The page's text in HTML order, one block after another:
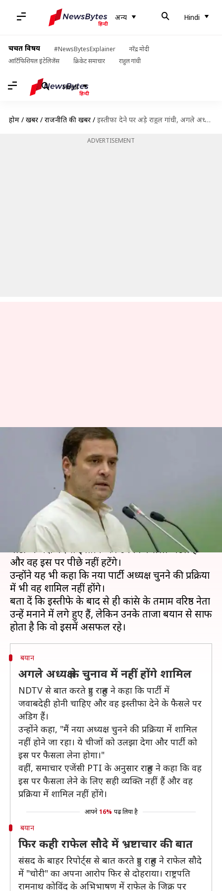
अन्य Hindi
चर्चित विषय #NewsBytesExplainer
नरेंद्र मोदी
आर्टिफिशियल इंटेलिजेंस
क्रिकेट समाचार राहुल गांधी
Hindi
होम / खबरें / राजनीति की खबरें / इस्तीफा देने पर अड़े राहुल गांधी, अगले अध्यक्ष की चुनाव प्रक्रिया में भी नहीं होंगे शामिल
ADVERTISEMENT
इस्तीफा देने पर अड़े राहुल गांधी, अगले
अध्यक्ष की चुनाव प्रक्रिया में भी नहीं
होंगे शामिल
Jun 20, 2019 04:28 pm
क्या है खबर?
कांग्रेस अध्यक्ष राहुल गांधी ने गुरुवार को स्पष्ट कर दिया कि
पार्टी अध्यक्ष पद से इस्तीफे का उनका फैसला अटल है
और वह इस पर पीछे नहीं हटेंगे।
उन्होंने यह भी कहा कि नया पार्टी अध्यक्ष चुनने की प्रक्रिया
में भी वह शामिल नहीं होंगे।
बता दें कि इस्तीफे के बाद से ही कांग्रेस के तमाम वरिष्ठ नेता
उन्हें मनाने में लगे हुए हैं, लेकिन उनके ताजा बयान से साफ
बयान
अगले अध्यक्ष के चुनाव में नहीं होंगे शामिल
NDTV से बात करते हुए राहुल ने कहा कि पार्टी में
जवाबदेही होनी चाहिए और वह इस्तीफा देने के फैसले पर
अडिग हैं।
उन्होंने कहा, "मैं नया अध्यक्ष चुनने की प्रक्रिया में शामिल
नहीं होने जा रहा। ये चीजों को उलझा देगा और पार्टी को
इस पर फैसला लेना होगा।"
वहीं, समाचार एजेंसी PTI के अनुसार राहुल ने कहा कि वह
इस पर फैसला लेने के लिए सही व्यक्ति नहीं हैं और वह
प्रक्रिया में शामिल नहीं होंगे।
आपने 16% पढ़ लिया है
बयान
फिर कही राफेल सौदे में भ्रष्टाचार की बात
संसद के बाहर रिपोर्ट्स से बात करते हुए राहुल ने राफेल सौदे
में "चोरी" का अपना आरोप फिर से दोहराया। राष्ट्रपति
रामनाथ कोविंद के अभिभाषण में राफेल के जिक्र पर